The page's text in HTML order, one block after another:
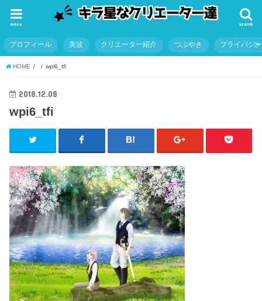
search
menu
プロフィール 美波 クリエーター紹介 つぶやき プライバシ
HOME wpi6_tfi
2018.12.08
wpi6_tfi